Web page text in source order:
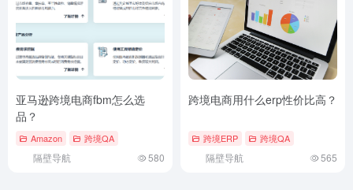
亚马逊跨境电商fbm怎么选
品？
Amazon 跨境QA
隔壁导航 580
跨境电商用什么erp性价比高？
跨境ERP 跨境QA
隔壁导航 565